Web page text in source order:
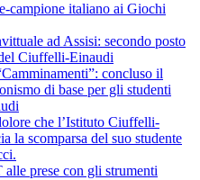
campione italiano ai Giochi
ad Assisi: secondo posto
Ciuffelli-Einaudi
concluso il
di base per gli studenti
che l’Istituto Ciuffelli-
la scomparsa del suo studente
prese con gli strumenti